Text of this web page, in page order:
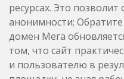
ресурсах. Это
анонимности;
домен Мега
том, что сайт
и пользователю в